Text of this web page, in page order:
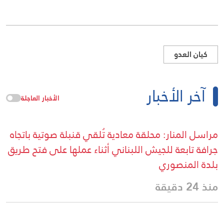
كيان العدو
آخر الأخبار الأخبار العاجلة
مراسل المنار: محلقة معادية تُلقي قنبلة صوتية باتجاه
جرافة تابعة للجيش اللبناني أثناء عملها على فتح طريق
بلدة المنصوري
منذ 24 دقيقة